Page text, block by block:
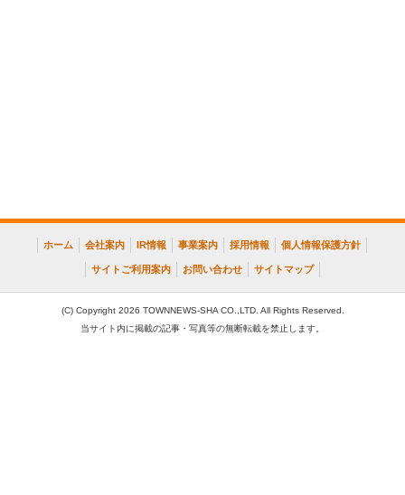
ホーム 会社案内 IR情報 事業案内 採用情報 個人情報保護方針
サイトご利用案内 お問い合わせ サイトマップ
(C) Copyright 2026 TOWNNEWS-SHA CO.,LTD. All Rights Reserved.
当サイト内に掲載の記事・写真等の無断転載を禁止します。